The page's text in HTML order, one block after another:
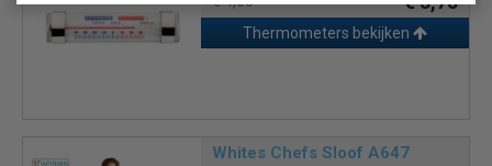
Thermometers bekijken
Whites Chefs Sloof A647